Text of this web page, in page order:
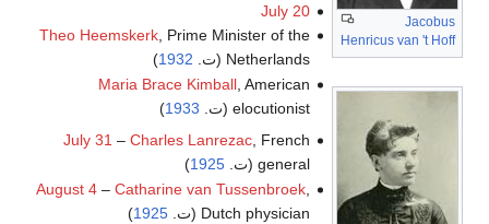
Jacobus
Henricus van 't Hoff
July 20
Theo Heemskerk , Prime Minister of the
Netherlands (ت.
1932
)
Maria Brace Kimball , American
elocutionist (ت.
1933
)
July 31 –Charles Lanrezac , French
general (ت.
1925
)
August 4 –Catharine van Tussenbroek,
Dutch physician (ت.
1925
)